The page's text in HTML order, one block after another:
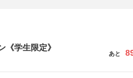
《学生限定》
あと